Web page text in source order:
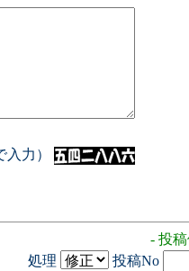
入力）
- 投
処理
投稿No